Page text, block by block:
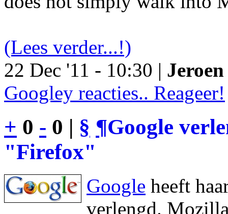
(Lees verder...!)
22 Dec '11 - 10:30 |
Googley reacties.. Reageer!
+ 0 - 0 | § ¶Google
"Firefox"
Google heeft
verlengd.